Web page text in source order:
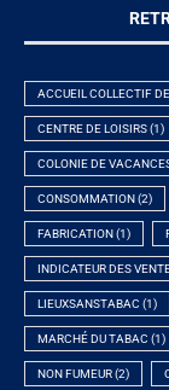
ACCUEIL COLLECTIF
CENTRE DE LOISIRS(1)
COLONIE DE
CONSOMMATION (2)
FABRICATION (1)
INDICATEUR DES
LIEUXSANSTABAC (1)
MARCHÉ DU TABAC (1)
NON FUMEUR(2)